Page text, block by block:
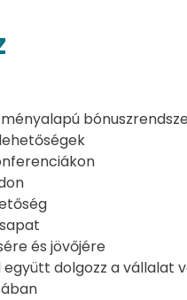
és jövőjére
dolgozz a vállalat